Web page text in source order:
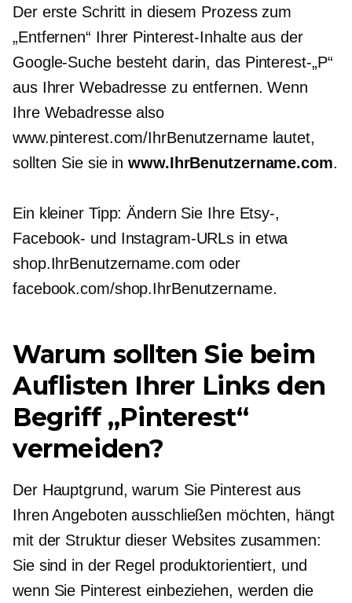
Der erste Schritt in diesem Prozess zum
„Entfernen“ Ihrer Pinterest-Inhalte aus der
Google-Suche besteht darin, das Pinterest-„P“
aus Ihrer Webadresse zu entfernen. Wenn
Ihre Webadresse also
www.pinterest.com/IhrBenutzername lautet,
sollten Sie sie inwww.IhrBenutzername.com.
Ein kleiner Tipp: Ändern Sie Ihre Etsy-,
Facebook- und Instagram-URLs in etwa
shop.IhrBenutzername.com oder
facebook.com/shop.IhrBenutzername.
Warum sollten Sie beim
Auflisten Ihrer Links den
Begriff „Pinterest“
vermeiden?
Der Hauptgrund, warum Sie Pinterest aus
Ihren Angeboten ausschließen möchten, hängt
mit der Struktur dieser Websites zusammen:
Sie sind in der Regel produktorientiert, und
wenn Sie Pinterest einbeziehen, werden die